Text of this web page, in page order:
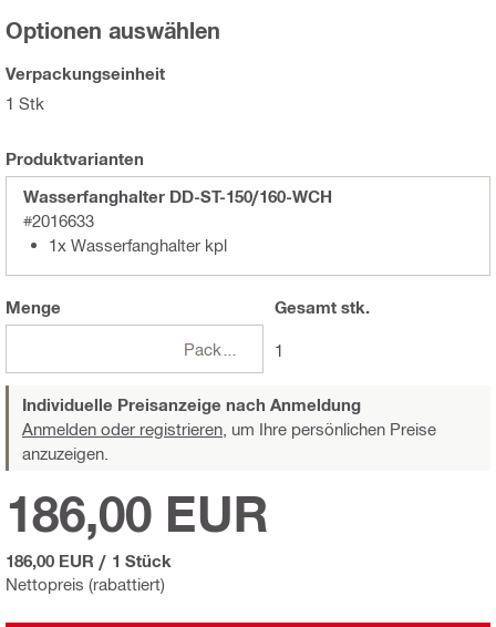
Optionen auswählen
Verpackungseinheit
1 Stk
Produktvarianten
Wasserfanghalter DD-ST-150/160-WCH
#2016633
1x Wasserfanghalter kpl
Menge
Packungen
Gesamtstk.
1
Individuelle Preisanzeige nach Anmeldung
Anmelden oder registrieren, um Ihre persönlichen Preise
anzuzeigen.
Nettopreis (rabattiert)
186,00 EUR
186,00 EUR / 1 Stück